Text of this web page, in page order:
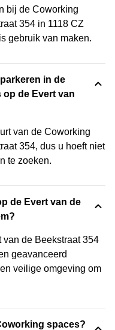
bij de Coworking
354 in 1118 CZ
gebruik van maken.
in de
de Evert van
van de Coworking
354, dus u hoeft niet
te zoeken.
de Evert van de
de Beekstraat 354
geavanceerd
veilige omgeving om
spaces?